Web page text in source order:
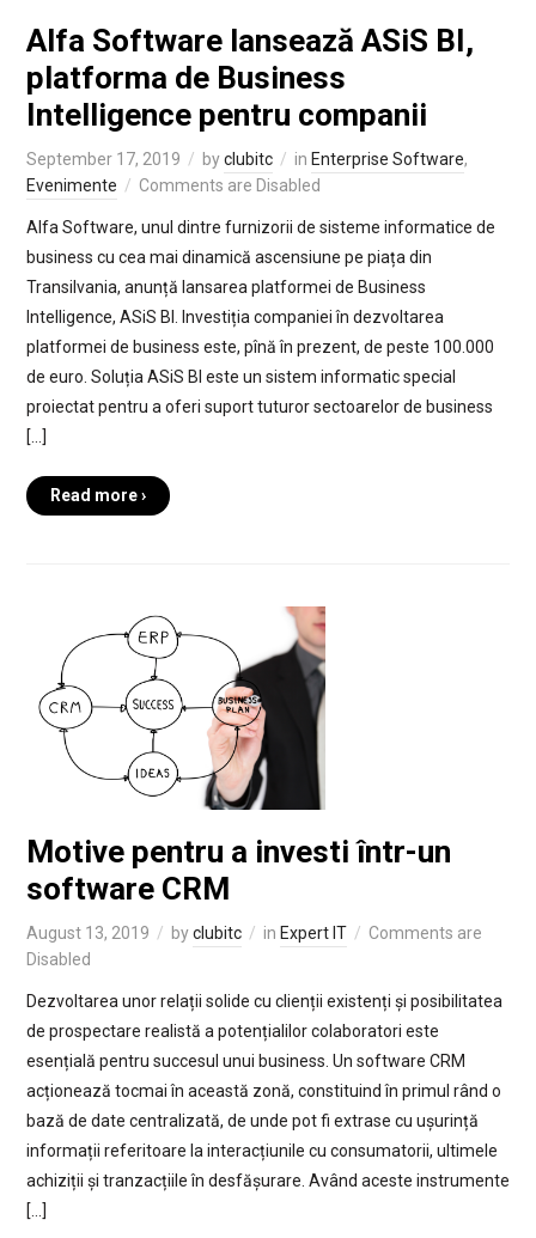
Alfa Software lansează ASiS BI,
platforma de Business
Intelligence pentru companii
September 17, 2019 byclubitc in Enterprise Software,
Evenimente
Comments are Disabled
Alfa Software, unul dintre furnizorii de sisteme informatice de
business cu cea mai dinamică ascensiune pe piața din
Transilvania, anunță lansarea platformei de Business
Intelligence, ASiS BI. Investiția companiei în dezvoltarea
platformei de business este, pînă în prezent, de peste 100.000
de euro. Soluția ASiS BI este un sistem informatic special
proiectat pentru a oferi suport tuturor sectoarelor de business
[…]
Read more ›
Motive pentru a investi într-un
software CRM
August 13, 2019 byclubitc in Expert IT
Comments are
Disabled
Dezvoltarea unor relații solide cu clienții existenți și posibilitatea
de prospectare realistă a potențialilor colaboratori este
esențială pentru succesul unui business. Un software CRM
acționează tocmai în această zonă, constituind în primul rând o
bază de date centralizată, de unde pot fi extrase cu ușurință
informații referitoare la interacțiunile cu consumatorii, ultimele
achiziții și tranzacțiile în desfășurare. Având aceste instrumente
[…]